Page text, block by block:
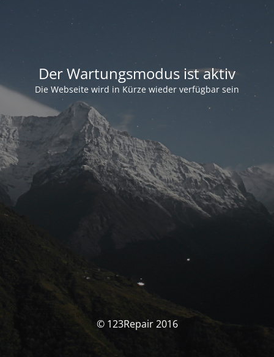
Der Wartungsmodus ist aktiv
Die Webseite wird in Kürze wieder verfügbar sein
© 123Repair 2016